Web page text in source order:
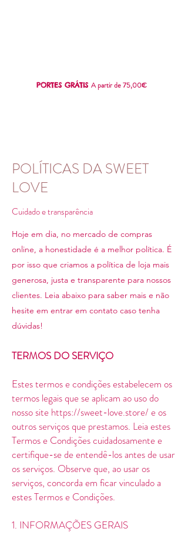
PORTES GRÁTIS A partir de 75,00€
POLÍTICAS DA SWEET
LOVE
Cuidado e transparência
Hoje em dia, no mercado de compras
online, a honestidade é a melhor política. É
por isso que criamos a política de loja mais
generosa, justa e transparente para nossos
clientes. Leia abaixo para saber mais e não
hesite em entrar em contato caso tenha
dúvidas!
TERMOS DO SERVIÇO
Estes termos e condições estabelecem os
termos legais que se aplicam ao uso do
nosso site https://sweet-love.store/ e os
outros serviços que prestamos. Leia estes
Termos e Condições cuidadosamente e
certifique-se de entendê-los antes de usar
os serviços. Observe que, ao usar os
serviços, concorda em ficar vinculado a
estes Termos e Condições.
1. INFORMAÇÕES GERAIS